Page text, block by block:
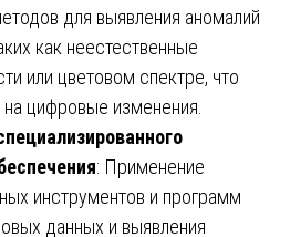
для выявления аномалий
как неестественные
или цветовом спектре, что
цифровые изменения.
: Применение
инструментов и программ
данных и выявления